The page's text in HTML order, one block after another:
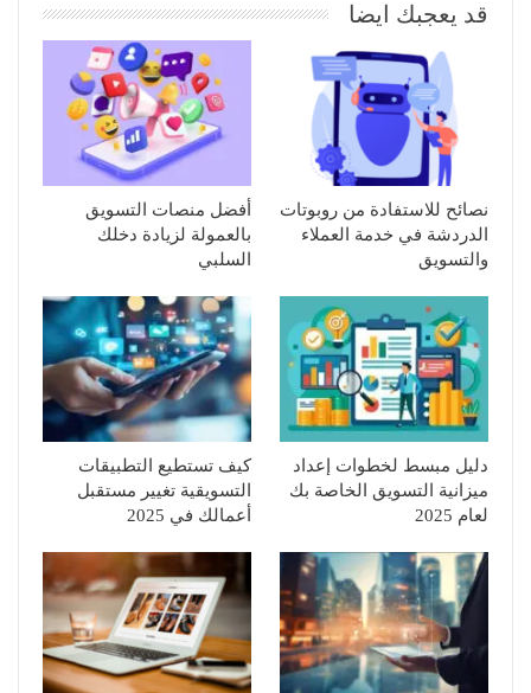
قد يعجبك ايضا
نصائح للاستفادة من روبوتات
الدردشة في خدمة العملاء
والتسويق
أفضل منصات التسويق
بالعمولة لزيادة دخلك
السلبي
دليل مبسط لخطوات إعداد
ميزانية التسويق الخاصة بك
لعام 2025
كيف تستطيع التطبيقات
التسويقية تغيير مستقبل
أعمالك في 2025